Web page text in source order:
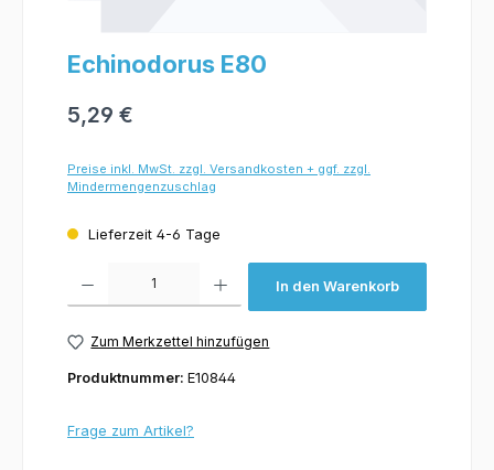
Echinodorus E80
5,29 €
Preise inkl. MwSt. zzgl. Versandkosten + ggf. zzgl.
Mindermengenzuschlag
Lieferzeit 4-6 Tage
In den Warenkorb
Zum Merkzettel hinzufügen
Produktnummer: E10844
Frage zum Artikel?